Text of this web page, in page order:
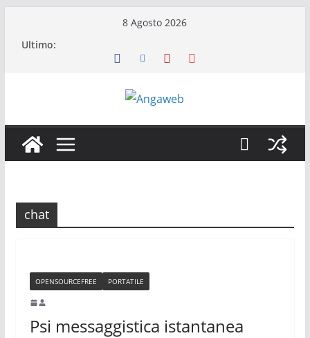
8 Agosto 2026
Ultimo:
chat
OPENSOURCEFREE PORTATILE
Psi messaggistica istantanea